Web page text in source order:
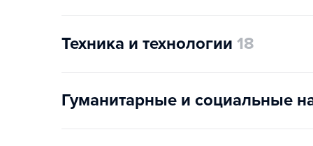
Техника и технологии 18
Гуманитарные и социальные